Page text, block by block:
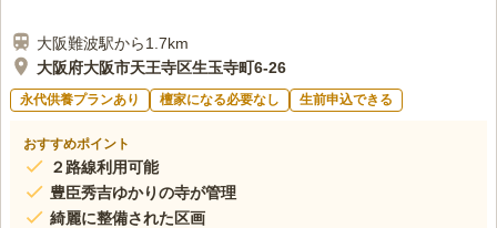
大阪難波駅から1.7km
大阪府大阪市天王寺区生玉寺町6-26
永代供養プランあり 檀家になる必要なし 生前申込できる
おすすめポイント
２路線利用可能
豊臣秀吉ゆかりの寺が管理
綺麗に整備された区画